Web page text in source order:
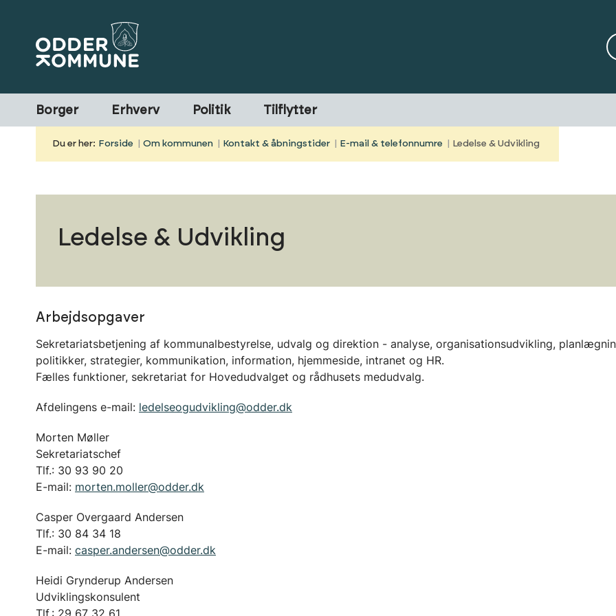
Borger Erhverv Politik Tilflytter
Du er her: Forside Om kommunen Kontakt & åbningstider E-mail & telefonnumre Ledelse & Udvikling
Ledelse & Udvikling
Arbejdsopgaver
Sekretariatsbetjening af kommunalbestyrelse, udvalg og direktion - analyse, organisationsudvikling,
politikker, strategier, kommunikation, information, hjemmeside, intranet og HR.
Fælles funktioner, sekretariat for Hovedudvalget og rådhusets medudvalg.
Afdelingens e-mail: ledelseogudvikling@odder.dk
Morten Møller
Sekretariatschef
Tlf.: 30 93 90 20
E-mail: morten.moller@odder.dk
Casper Overgaard Andersen
Tlf.: 30 84 34 18
E-mail: casper.andersen@odder.dk
Heidi Grynderup Andersen
Udviklingskonsulent